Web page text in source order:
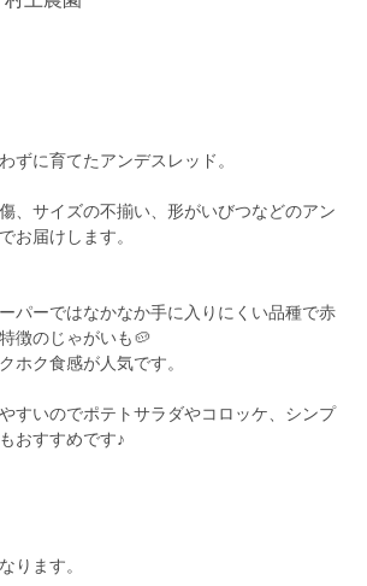
ずに育てたアンデスレッド。
、サイズの不揃い、形がいびつなどのアン
お届けします。
パーではなかなか手に入りにくい品種で赤
徴のじゃがいも🥔
ホク食感が人気です。
すいのでポテトサラダやコロッケ、シンプ
おすすめです♪
ります。